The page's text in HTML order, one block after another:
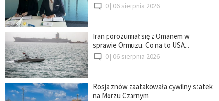
0 | 06 sierpnia 2026
Iran porozumiał się z Omanem w
sprawie Ormuzu. Co na to USA...
0 | 06 sierpnia 2026
Rosja znów zaatakowała cywilny statek
na Morzu Czarnym